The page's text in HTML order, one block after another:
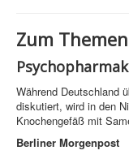
Zum
Während Deutschland
diskutiert, wird in den
Knochengefäß mit
Berliner Morgenpost